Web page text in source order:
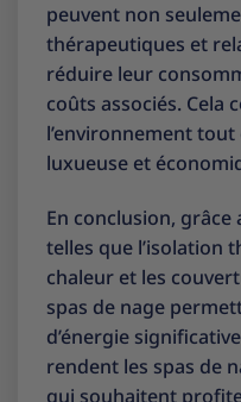
peuvent non
thérapeutiques et
réduire leur
coûts associés. Cela
l’environnement
luxueuse et
En conclusion, grâce
telles que l’isolation
chaleur et les
spas de nage
d’énergie
rendent les spas de
qui souhaitent